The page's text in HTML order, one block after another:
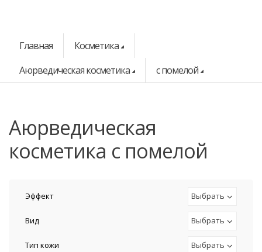
Главная
Косметика
Аюрведическая косметика
с помелой
аюрведическая
косметика с помелой
Эффект Выбрать
Вид Выбрать
Тип кожи Выбрать